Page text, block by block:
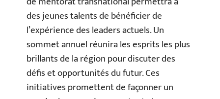
des jeunes talents de bénéficier de
l’expérience des leaders actuels. Un
sommet annuel réunira les esprits les plus
brillants de la région pour discuter des
défis et opportunités du futur. Ces
initiatives promettent de façonner un